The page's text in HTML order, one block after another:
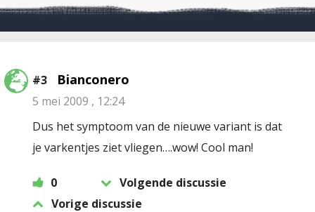
#3 Bianconero
5 mei 2009 , 12:24
Dus het symptoom van de nieuwe variant is dat
je varkentjes ziet vliegen….wow! Cool man!
0
Volgende discussie
Vorige discussie